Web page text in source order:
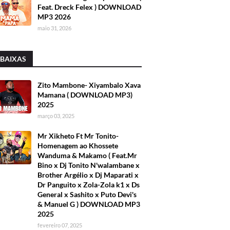
Feat. Dreck Felex ) DOWNLOAD
MP3 2026
maio 31, 2026
Zito Mambone- Xiyambalo Xava
Mamana ( DOWNLOAD MP3)
2025
março 03, 2025
Mr Xikheto Ft Mr Tonito-
Homenagem ao Khossete
Wanduma & Makamo ( Feat.Mr
Bino x Dj Tonito N'walambane x
Brother Argélio x Dj Maparati x
Dr Panguito x Zola-Zola k1 x Ds
General x Sashito x Puto Devi's
& Manuel G ) DOWNLOAD MP3
2025
fevereiro 07, 2025